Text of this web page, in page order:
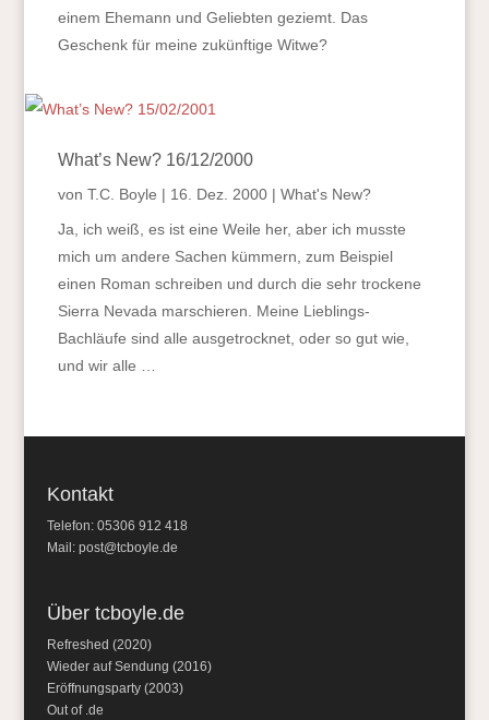
einem Ehemann und Geliebten geziemt. Das
Geschenk für meine zukünftige Witwe?
What’s New? 16/12/2000
von T.C. Boyle | 16. Dez. 2000| What's New?
Ja, ich weiß, es ist eine Weile her, aber ich musste
mich um andere Sachen kümmern, zum Beispiel
einen Roman schreiben und durch die sehr trockene
Sierra Nevada marschieren. Meine Lieblings-
Bachläufe sind alle ausgetrocknet, oder so gut wie,
und wir alle …
Kontakt
Telefon: 05306 912 418
Mail: post@tcboyle.de
Über tcboyle.de
Refreshed (2020)
Wieder auf Sendung (2016)
Eröffnungsparty (2003)
Out of .de